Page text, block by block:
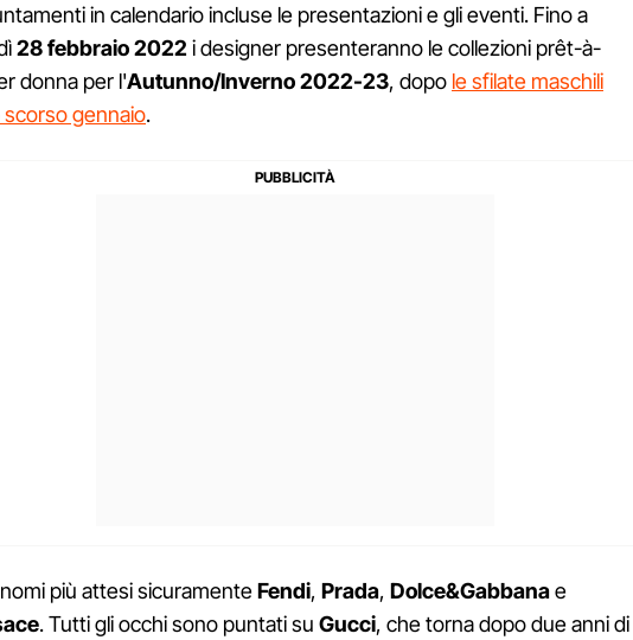
in calendario incluse le presentazioni e gli eventi. Finoa
28 febbraio 2022i designer presenteranno le collezioni prêt-à-
donna per l'Autunno/Inverno 2022-23, dopo le sfilate maschili
scorso gennaio.
più attesi sicuramenteFendi, Prada, Dolce&Gabbanae
. Tutti gli occhi sono puntati su Gucci, che torna dopo due anni di